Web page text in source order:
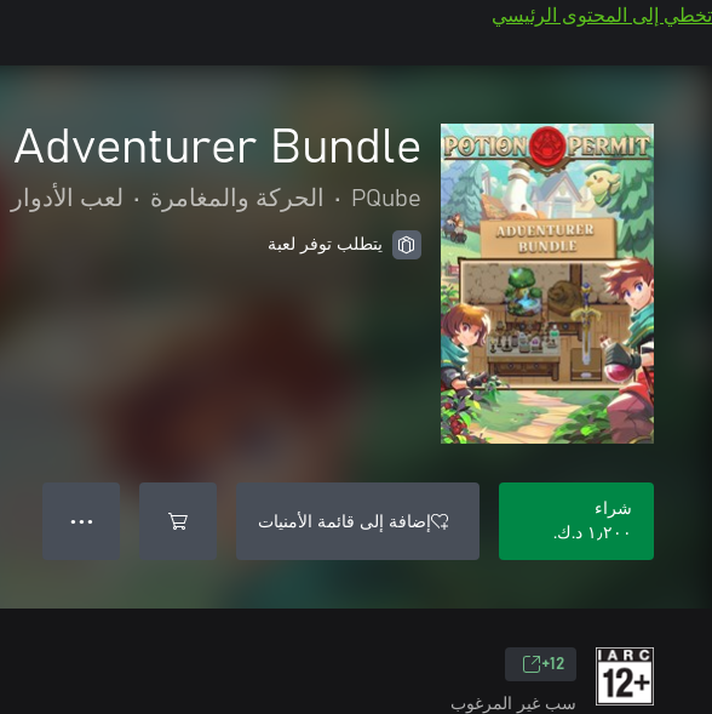
تخطي إلى المحتوى الرئيسي
Adventurer Bundle
PQube
• الحركة والمغامرة • لعب الأدوار
يتطلب توفر لعبة
شراء
١٫٢٠٠ د.ك.‏
إضافة إلى قائمة الأمنيات ● ● ●
12+
سب غير المرغوب